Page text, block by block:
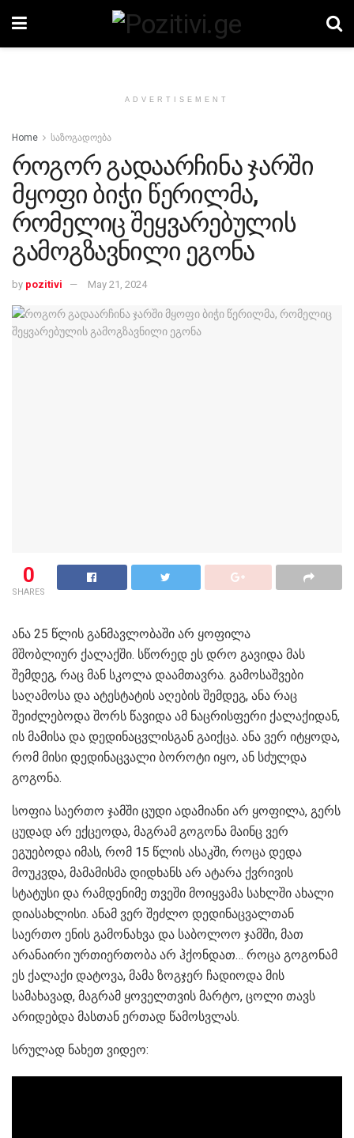
ADVERTISEMENT
Home საზოგადოება
როგორ გადაარჩინა ჯარში
მყოფი ბიჭი წერილმა,
რომელიც შეყვარებულის
გამოგზავნილი ეგონა
by pozitivi May 21, 2024
0
SHARES
ანა 25 წლის განმავლობაში არ ყოფილა
მშობლიურ ქალაქში. სწორედ ეს დრო გავიდა მას
შემდეგ, რაც მან სკოლა დაამთავრა. გამოსაშვები
საღამოსა და ატესტატის აღების შემდეგ, ანა რაც
შეიძლებოდა შორს წავიდა ამ ნაცრისფერი ქალაქიდან,
ის მამისა და დედინაცვლისგან გაიქცა. ანა ვერ იტყოდა,
რომ მისი დედინაცვალი ბოროტი იყო, ან სძულდა
გოგონა.
სოფია საერთო ჯამში ცუდი ადამიანი არ ყოფილა, გერს
ცუდად არ ექცეოდა, მაგრამ გოგონა მაინც ვერ
ეგუებოდა იმას, რომ 15 წლის ასაკში, როცა დედა
მოუკვდა, მამამისმა დიდხანს არ ატარა ქვრივის
სტატუსი და რამდენიმე თვეში მოიყვამა სახლში ახალი
დიასახლისი. ანამ ვერ შეძლო დედინაცვალთან
საერთო ენის გამონახვა და საბოლოო ჯამში, მათ
არანაირი ურთიერთობა არ ჰქონდათ… როცა გოგონამ
ეს ქალაქი დატოვა, მამა ზოგჯერ ჩადიოდა მის
სამახავად, მაგრამ ყოველთვის მარტო, ცოლი თავს
არიდებდა მასთან ერთად წამოსვლას.
სრულად ნახეთ ვიდეო: